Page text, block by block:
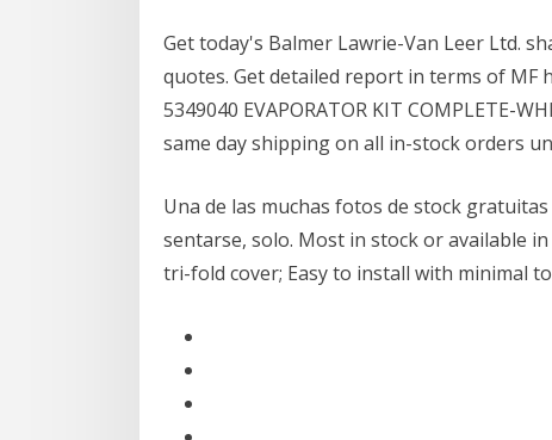
Get today's Balmer Lawrie-Van Leer Ltd.
quotes. Get detailed report in terms of MF
5349040 EVAPORATOR KIT COMPLETE-
same day shipping on all in-stock orders
Una de las muchas fotos de stock
sentarse, solo. Most in stock or available
tri-fold cover; Easy to install with minimal